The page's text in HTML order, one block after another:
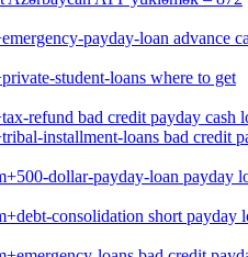
payday-loan advance
student-loans where to get
refund bad credit payday cash
installment-loans bad credit
dollar-payday-loan payday
consolidation short payday